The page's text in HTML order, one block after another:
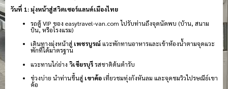
วันที่ 1: มุ่งหน้าสู่สวิตเซอร์แลนด์เมืองไทย
รถตู้ VIP ของ easytravel-van.com ไปรับท่านถึงจุดนัดพบ (บ้าน, สนาม
บิน, หรือโรงแรม)
เดินทางมุ่งหน้าสู่ เพชรบูรณ์แวะพักทานอาหารและเข้าห้องน้ำตามจุดแวะ
พักที่ได้มาตรฐาน
แวะทานไก่ย่าง วิเชียรบุรีรสชาติต้นตำรับ
ช่วงบ่าย นำท่านขึ้นสู่ เขาค้อเที่ยวชมทุ่งกังหันลม และจุดชมวิวไปรษณีย์เขา
ค้อ